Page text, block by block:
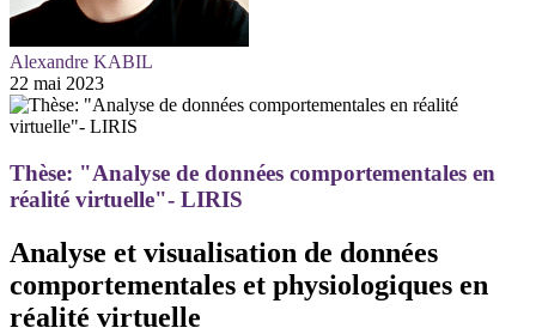
Alexandre KABIL
22 mai 2023
Thèse: "Analyse de données comportementales en
réalité virtuelle"- LIRIS
Analyse et visualisation de données
comportementales et physiologiques en
réalité virtuelle